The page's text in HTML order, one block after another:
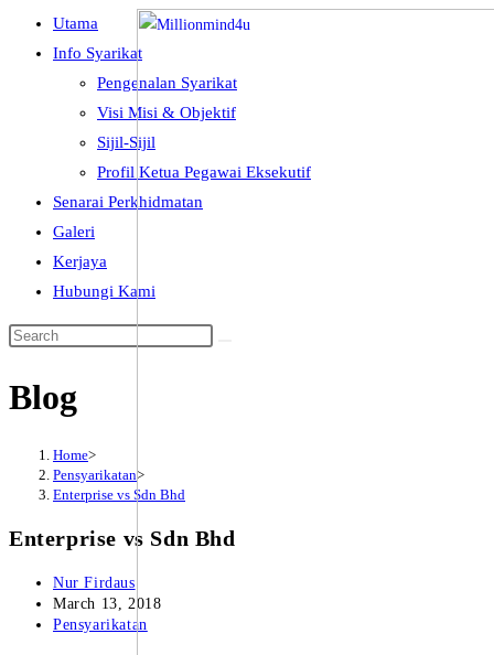
Utama
Info Syarikat
Pengenalan Syarikat
Visi Misi & Objektif
Sijil-Sijil
Profil Ketua Pegawai Eksekutif
Senarai Perkhidmatan
Galeri
Kerjaya
Hubungi Kami
Blog
Home>
Pensyarikatan>
Enterprise vs Sdn Bhd
Enterprise vs Sdn Bhd
Post
author:
Nur Firdaus
Post
published:
March 13, 2018
Post
Pensyarikatan